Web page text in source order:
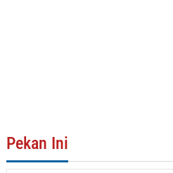
Pekan Ini